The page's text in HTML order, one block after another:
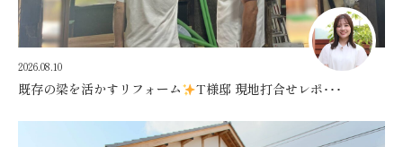
2026.08.10
既存の梁を活かすリフォーム T様邸 現地打合せレポ･･･